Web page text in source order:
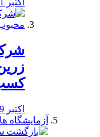
اکتبر 21, 2019
اکتبر 19, 2019
آزمایشگاه ها